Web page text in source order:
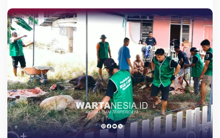
Menjadi
9
Ekor